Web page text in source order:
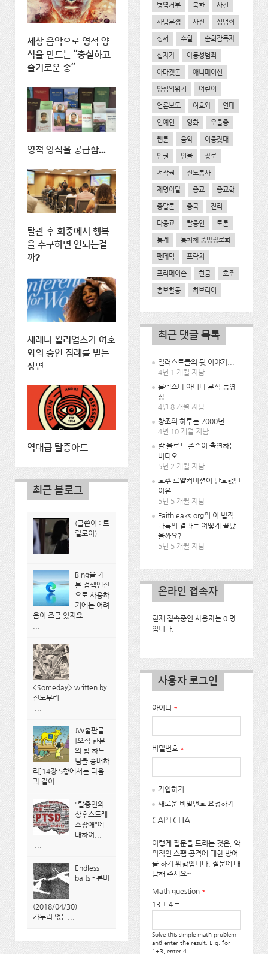
세상 음악으로 영적 양
식을 만드는 "충실하고
슬기로운 종"
영적 양식을 공급함...
탈관 후 회중에서 행복
을 추구하면 안되는걸
까?
세레나 윌리엄스가 여호
와의 증인 침례를 받는
장면
역대급 탈증아트
병역거부 북한 사건
사법분쟁 사전 성범죄
성서 수혈 순회감독자
십자가 아동성범죄
아마겟돈 애니메이션
양심의위기 어린이
언론보도 여호와 연대
연예인 영화 우울증
웹툰 음악 이중잣대
인권 인물 장로
저작권 전도봉사
제명이탈 종교 종교학
종말론 중국 진리
타종교 탈증인 토론
통계 통치체 중앙장로회
팬데믹 프락치
프리메이슨 헌금 호주
홍보활동 히브리어
최근 댓글 목록
일러스트들의 뒷 이야기...
4년 1 개월 지남
롤렉스냐 아니냐 분석 동영
상
4년 8 개월 지남
창조의 하루는 7000년
4년 10 개월 지남
칼 올로프 존슨이 출연하는
비디오
5년 2 개월 지남
호주 로얄커미션이 단호했던
이유
5년 5 개월 지남
Faithleaks.org의 이 법적
다툼의 결과는 어떻게 끝났
을까요?
5년 5 개월 지남
최근 블로그
(글쓴이 : 트
릴로이)...
Bing을 기
본 검색엔진
으로 사용하
기에는 어려
움이 조금 있지요.
<Someday> written by
진도부리
JW출판물
[오직 한분
의 참 하느
님을 숭배하
라]14장 5항에서는 다음
과 같이...
"탈증인외
상후스트레
스장애"에
대하여...
Endless
baits - 류비
(2018/04/30)
가두리 없는...
온라인 접속자
현재 접속중인 사용자는 0 명
입니다.
사용자 로그인
아이디 *
비밀번호 *
가입하기
새로운 비밀번호 요청하기
CAPTCHA
이렇게 질문을 드리는 것은, 악
의적인 스팸 공격에 대한 방어
를 하기 위함입니다. 질문에 대
답해 주세요~
Math question *
13 + 4 =
Solve this simple math problem
and enter the result. E.g. for
1+3, enter 4.